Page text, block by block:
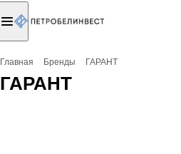
Главная Бренды ГАРАНТ
ГАРАНТ